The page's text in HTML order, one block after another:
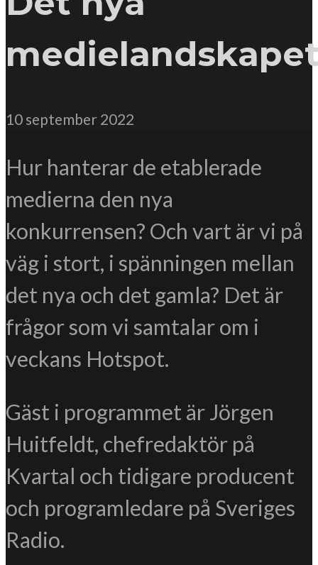
10 september 2022
Hur hanterar de etablerade
medierna den nya
konkurrensen? Och vart är vi på
väg i stort, i spänningen mellan
det nya och det gamla? Det är
frågor som vi samtalar om i
veckans Hotspot.
Gäst i programmet är Jörgen
Huitfeldt, chefredaktör på
Kvartal och tidigare producent
och programledare på Sveriges
Radio.